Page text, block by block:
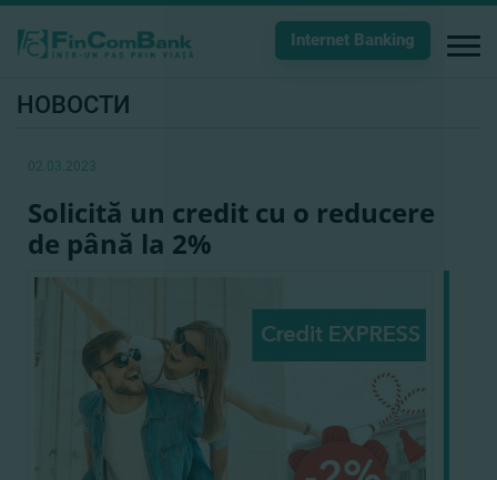
Internet Banking
НОВОСТИ
02.03.2023
Solicită un credit cu o reducere
de până la 2%